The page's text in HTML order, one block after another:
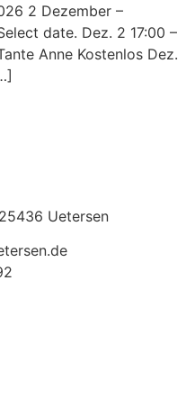
2 Dezember –
date. Dez. 2 17:00 –
Anne Kostenlos Dez.
Uetersen